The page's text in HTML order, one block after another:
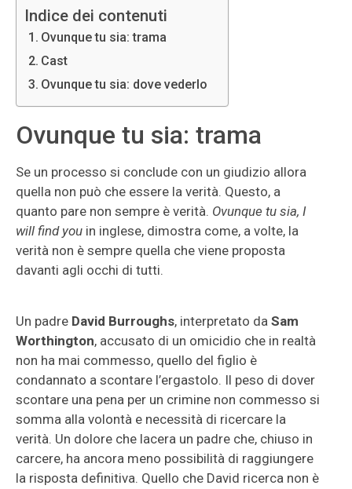
Indice dei contenuti
Ovunque tu sia: trama
Cast
Ovunque tu sia: dove vederlo
Ovunque tu sia: trama
Se un processo si conclude con un giudizio allora
quella non può che essere la verità. Questo, a
quanto pare non sempre è verità. Ovunque tu sia, I
will find you in inglese, dimostra come, a volte, la
verità non è sempre quella che viene proposta
davanti agli occhi di tutti.
Un padre David Burroughs, interpretato da Sam
Worthington, accusato di un omicidio che in realtà
non ha mai commesso, quello del figlio è
condannato a scontare l’ergastolo. Il peso di dover
scontare una pena per un crimine non commesso si
somma alla volontà e necessità di ricercare la
verità. Un dolore che lacera un padre che, chiuso in
carcere, ha ancora meno possibilità di raggiungere
la risposta definitiva. Quello che David ricerca non è